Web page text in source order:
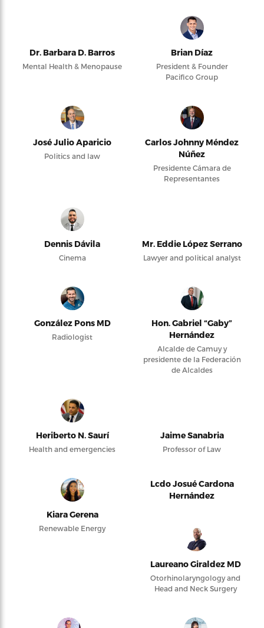
Dr. Barbara D. Barros
Mental Health & Menopause
Brian Díaz
President & Founder
Pacifico Group
José Julio Aparicio
Politics and law
Carlos Johnny Méndez
Núñez
Presidente Cámara de
Representantes
Dennis Dávila
Cinema
Mr. Eddie López Serrano
Lawyer and political analyst
González Pons MD
Radiologist
Hon. Gabriel “Gaby”
Hernández
Alcalde de Camuy y
presidente de la Federación
de Alcaldes
Heriberto N. Saurí
Health and emergencies
Jaime Sanabria
Professor of Law
Kiara Gerena
Renewable Energy
Lcdo Josué Cardona
Hernández
Laureano Giraldez MD
Otorhinolaryngology and
Head and Neck Surgery